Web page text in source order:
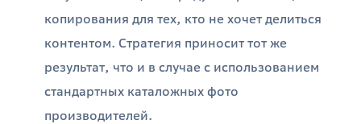
копирования для тех, кто не хочет делиться
контентом. Стратегия приносит тот же
результат, что и в случае с использованием
стандартных каталожных фото
производителей.